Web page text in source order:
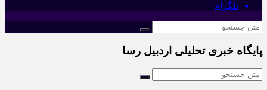
تلگرام
پایگاه خبری تحلیلی اردبیل رسا